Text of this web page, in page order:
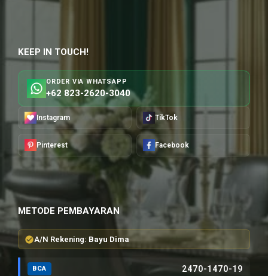
KEEP IN TOUCH!
ORDER VIA WHATSAPP
+62 823-2620-3040
Instagram TikTok
Pinterest Facebook
METODE PEMBAYARAN
A/N Rekening: Bayu Dima
BCA 2470-1470-19